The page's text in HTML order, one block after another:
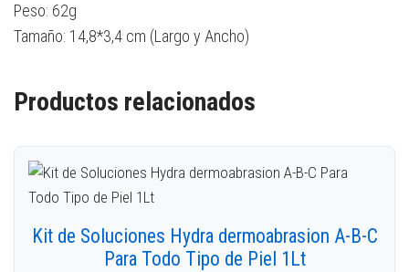
Peso: 62g
Tamaño: 14,8*3,4 cm (Largo y Ancho)
Productos relacionados
Kit de Soluciones Hydra dermoabrasion A-B-C
Para Todo Tipo de Piel 1Lt